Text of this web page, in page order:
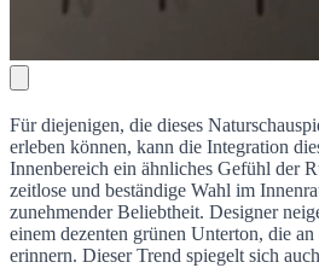
Für diejenigen, die dieses
erleben können, kann die Integration
Innenbereich ein ähnliches Gefühl der
zeitlose und beständige Wahl im
zunehmender Beliebtheit. Designer
einem dezenten grünen Unterton, die
erinnern. Dieser Trend spiegelt sich